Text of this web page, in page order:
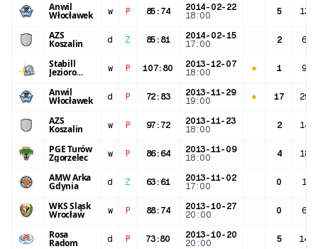
Anwil
Włocławek w P 85 : 74
2014-02-22
18:00
5
AZS
Koszalin d Z 85 : 81
2014-02-15
17:00
2
Stabill
Jezioro
Tarnobrzeg
w P 107: 80
2013-12-07
18:00
1
Anwil
Włocławek d P 72 : 83
2013-11-29
19:00
17
AZS
Koszalin w P 97 : 72
2013-11-23
18:00
2
PGE Turów
Zgorzelec w P 86: 64
2013-11-09
18:00
4
AMW Arka
Gdynia d Z 63 : 61
2013-11-02
17:00
0
WKS Śląsk
Wrocław w P 88: 74
2013-10-27
20:00
0
Rosa
Radom d P 73:80
2013-10-20
20:00
5